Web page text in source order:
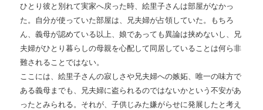
ひとり彼と別れて実家へ戻った時、絵里子さんは部屋がなかっ
た。自分が使っていた部屋は、兄夫婦が占領していた。もちろ
ん、義母が認めている以上、娘であっても異論は挟めないし、兄
夫婦がひとり暮らしの母親を心配して同居していることは何ら非
難されることではない。
ここには、絵里子さんの寂しさや兄夫婦への嫉妬、唯一の味方で
ある義母までも、兄夫婦に盗られるのではないかという不安があ
ったとみられる。それが、子供じみた嫌がらせに発展したと考え